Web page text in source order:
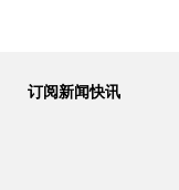
订阅新闻快讯